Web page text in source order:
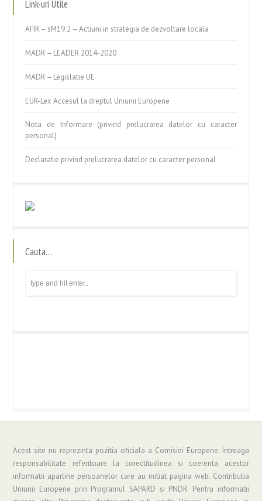
Link-uri Utile
AFIR – sM19.2 – Actiuni in strategia de dezvoltare locala
MADR – LEADER 2014-2020
MADR – Legislatie UE
EUR-Lex Accesul la dreptul Uniunii Europene
Nota de Informare (privind prelucrarea datelor cu caracter
personal)
Declaratie privind prelucrarea datelor cu caracter personal
Cauta…
Acest site nu reprezinta pozitia oficiala a Comisiei Europene. Intreaga
responsabilitate referitoare la corectitudinea si coerenta acestor
informatii apartine persoanelor care au initiat pagina web. Contributia
Uniunii Europene prin Programul SAPARD si PNDR. Pentru informatii